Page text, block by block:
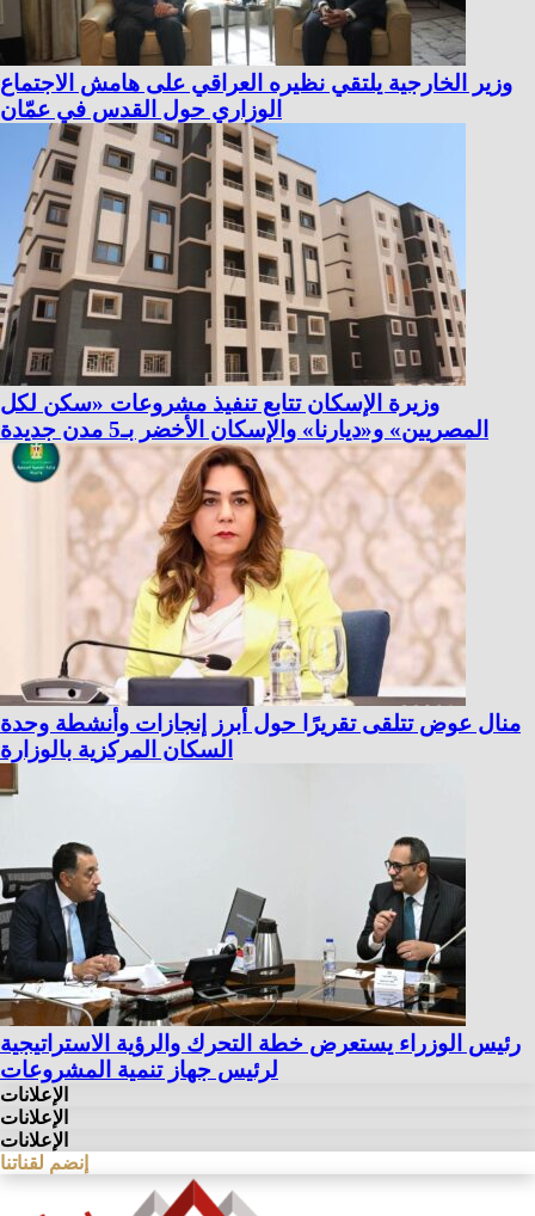
وزير الخارجية يلتقي نظيره العراقي على هامش الاجتماع
الوزاري حول القدس في عمّان
وزيرة الإسكان تتابع تنفيذ مشروعات «سكن لكل
المصريين» و«ديارنا» والإسكان الأخضر بـ5 مدن جديدة
منال عوض تتلقى تقريرًا حول أبرز إنجازات وأنشطة وحدة
السكان المركزية بالوزارة
رئيس الوزراء يستعرض خطة التحرك والرؤية الاستراتيجية
لرئيس جهاز تنمية المشروعات
الإعلانات
الإعلانات
الإعلانات
إنضم لقناتنا